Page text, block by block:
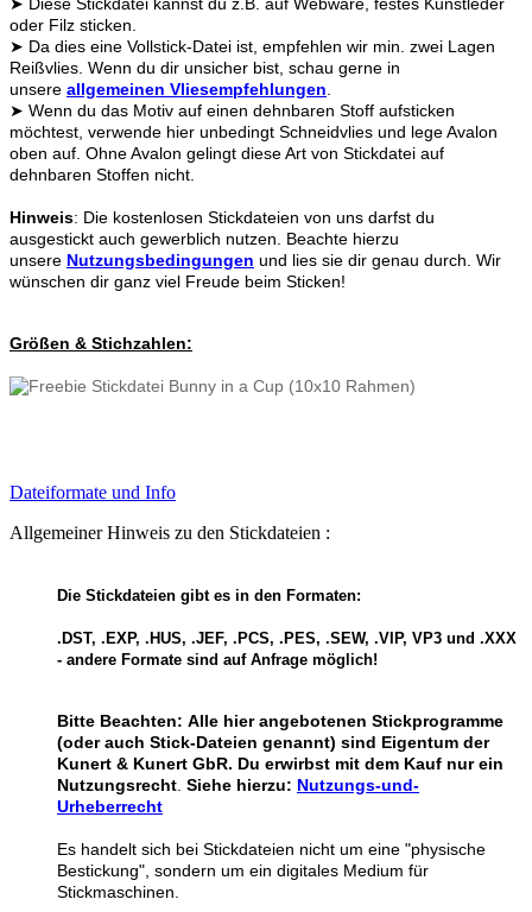
oder Filz sticken.
➤ Da dies eine Vollstick-Datei ist, empfehlen wir min. zwei Lagen
Reißvlies. Wenn du dir unsicher bist, schau gerne in
unsere allgemeinen Vliesempfehlungen
➤ ​Wenn du das Motiv auf einen dehnbaren Stoff aufsticken
möchtest, verwende hier unbedingt Schneidvlies und lege Avalon
oben auf. Ohne Avalon gelingt diese Art von Stickdatei auf
dehnbaren Stoffen nicht.
Hinweis: Die kostenlosen Stickdateien von uns darfst du
ausgestickt auch gewerblich nutzen. Beachte hierzu
unsere Nutzungsbedingungen und lies sie dir genau durch. Wir
wünschen dir ganz viel Freude beim Sticken!
Größen & Stichzahlen:
Dateiformate und Info
Allgemeiner Hinweis zu den Stickdateien :
Die Stickdateien gibt es in den Formaten:
.DST, .EXP, .HUS, .JEF, .PCS, .PES, .SEW, .VIP, VP3 und .XXX
- andere Formate sind auf Anfrage möglich!
Bitte Beachten: Alle hier angebotenen Stickprogramme
(oder auch Stick-Dateien genannt) sind Eigentum der
Kunert & Kunert GbR. Du erwirbst mit dem Kauf nur ein
Nutzungsrecht Siehe hierzu: Nutzungs-und-
Urheberrecht
Es handelt sich bei Stickdateien nicht um eine "physische
Bestickung", sondern um ein digitales Medium für
Stickmaschinen.